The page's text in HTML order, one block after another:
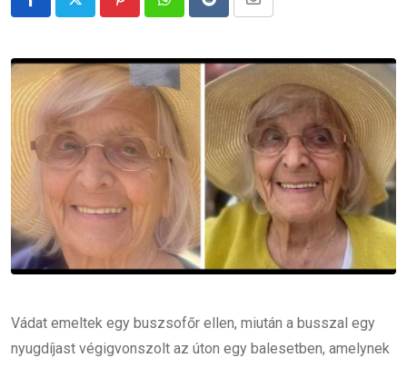
PinterestWhatsappRedditShare
Email
Vádat emeltek egy buszsofőr ellen, miután a busszal egy
nyugdíjast végigvonszolt az úton egy balesetben, amelynek